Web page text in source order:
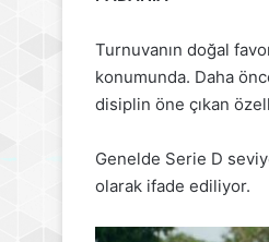
Turnuvanın doğal
konumunda. Daha
disiplin öne çıkan
Genelde Serie D
olarak ifade ediliyor.